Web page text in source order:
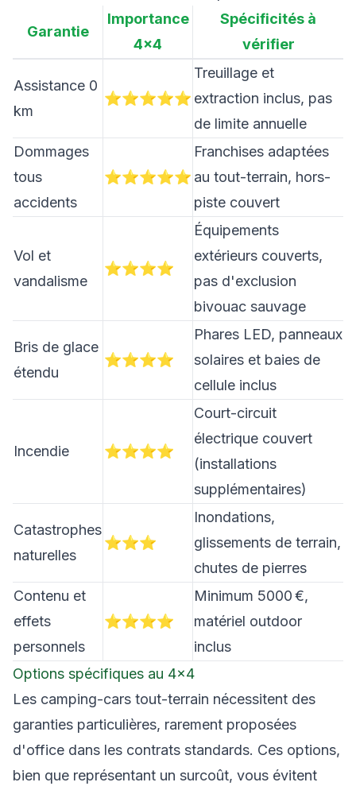
Garantie
Importance
4×4
Spécificités à
vérifier
Assistance 0
km
⭐⭐⭐⭐⭐
Treuillage et
extraction inclus, pas
de limite annuelle
Dommages
tous
accidents
⭐⭐⭐⭐⭐
Franchises adaptées
au tout-terrain, hors-
piste couvert
Vol et
vandalisme
⭐⭐⭐⭐
Équipements
extérieurs couverts,
pas d'exclusion
bivouac sauvage
Bris de glace
étendu
⭐⭐⭐⭐
Phares LED, panneaux
solaires et baies de
cellule inclus
Incendie ⭐⭐⭐⭐
Court-circuit
électrique couvert
(installations
supplémentaires)
Catastrophes
naturelles
⭐⭐⭐
Inondations,
glissements de terrain,
chutes de pierres
Contenu et
effets
personnels
⭐⭐⭐⭐
Minimum 5000 €,
matériel outdoor
inclus
Options spécifiques au 4×4
Les camping-cars tout-terrain nécessitent des
garanties particulières, rarement proposées
d'office dans les contrats standards. Ces options,
bien que représentant un surcoût, vous évitent